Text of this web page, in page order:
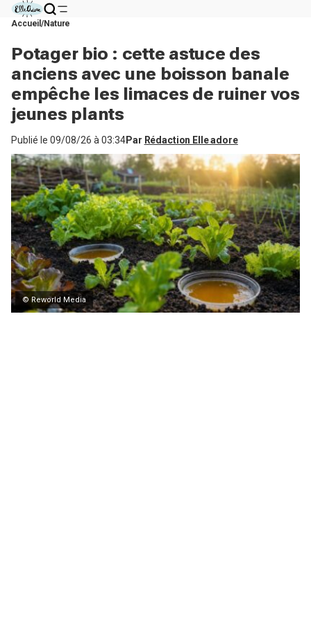
Accueil Nature
Potager bio : cette astuce des
anciens avec une boisson banale
empêche les limaces de ruiner vos
jeunes plants
Publié le 09/08/26 à 03:34Par Rédaction Elle adore
© Reworld Media